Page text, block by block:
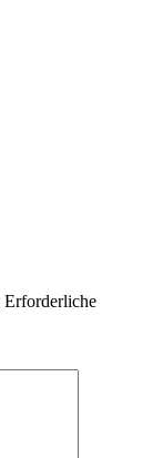
Erforderliche